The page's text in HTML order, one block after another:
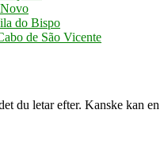
do Bispo
de São Vicente
du letar efter. Kanske kan en